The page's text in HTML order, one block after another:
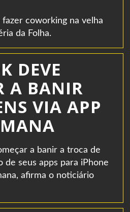
coworking na velha
da Folha.
DEVE
A BANIR
VIA APP
a banir a troca de
de seus apps para iPhone
afirma o noticiário